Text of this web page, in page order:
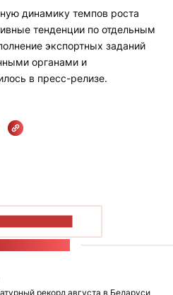
динамику темпов роста
тенденции по отдельным
экспортных заданий
органами и
в пресс-релизе.
рекорд августа в Беларуси